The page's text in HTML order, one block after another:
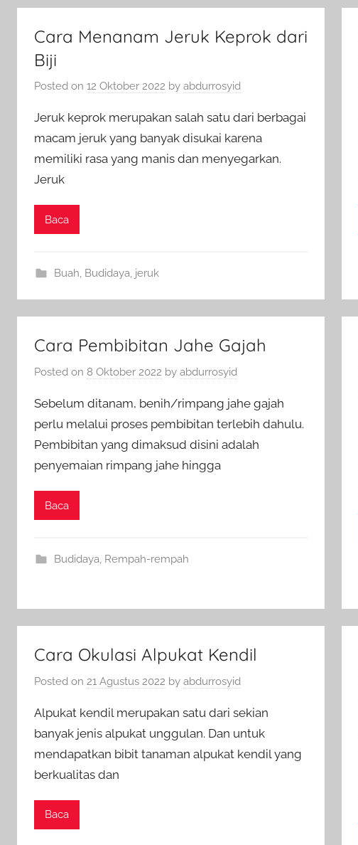
Cara Menanam Jeruk Keprok dari
Biji
Posted on 12 Oktober 2022 by abdurrosyid
Jeruk keprok merupakan salah satu dari berbagai
macam jeruk yang banyak disukai karena
memiliki rasa yang manis dan menyegarkan.
Jeruk
Baca
Buah, Budidaya, jeruk
Cara Pembibitan Jahe Gajah
Posted on 8 Oktober 2022 by abdurrosyid
Sebelum ditanam, benih/rimpang jahe gajah
perlu melalui proses pembibitan terlebih dahulu.
Pembibitan yang dimaksud disini adalah
penyemaian rimpang jahe hingga
Baca
Budidaya, Rempah-rempah
Cara Okulasi Alpukat Kendil
Posted on 21 Agustus 2022 by abdurrosyid
Alpukat kendil merupakan satu dari sekian
banyak jenis alpukat unggulan. Dan untuk
mendapatkan bibit tanaman alpukat kendil yang
berkualitas dan
Baca